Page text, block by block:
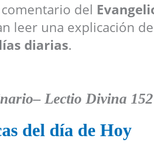
del
leer una explicación
diarias.
– Lectio Divina 152
del día de Hoy